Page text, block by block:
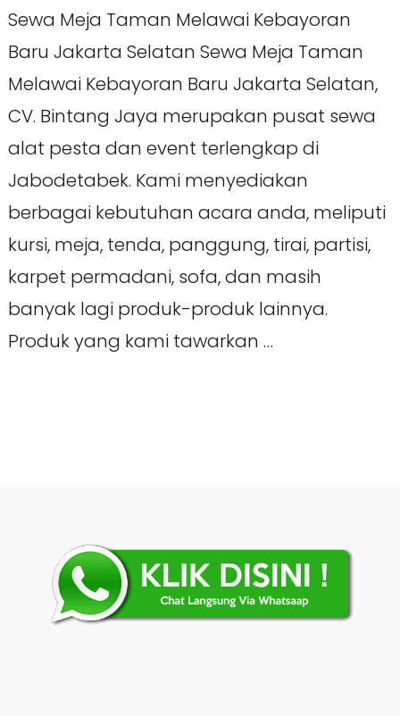
Sewa Meja Taman Melawai Kebayoran
Baru Jakarta Selatan Sewa Meja Taman
Melawai Kebayoran Baru Jakarta Selatan,
CV. Bintang Jaya merupakan pusat sewa
alat pesta dan event terlengkap di
Jabodetabek. Kami menyediakan
berbagai kebutuhan acara anda, meliputi
kursi, meja, tenda, panggung, tirai, partisi,
karpet permadani, sofa, dan masih
banyak lagi produk-produk lainnya.
Produk yang kami tawarkan …